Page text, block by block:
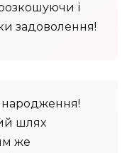
і
задоволення!
​​народження!
шлях
же